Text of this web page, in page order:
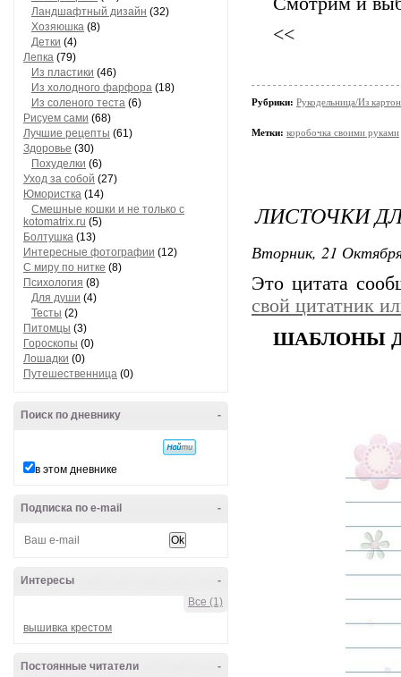
Ландшафтный дизайн (32)
Хозяюшка (8)
Детки (4)
Лепка (79)
Из пластики (46)
Из холодного фарфора (18)
Из соленого теста (6)
Рисуем сами (68)
Лучшие рецепты (61)
Здоровье (30)
Похуделки (6)
Уход за собой (27)
Юмористка (14)
Смешные кошки и не только с
kotomatrix.ru (5)
Болтушка (13)
Интересные фотографии (12)
С миру по нитке (8)
Психология (8)
Для души (4)
Тесты (2)
Питомцы (3)
Гороскопы (0)
Лошадки (0)
Путешественница (0)
-
Поиск по дневнику
в этом дневнике
-
Подписка по e-mail
-
Интересы
Все (1)
вышивка крестом
-
Постоянные читатели
<<
Рубрики: Рукодельница/Из
Метки: коробочка своими руками
ЛИСТОЧКИ
Вторник, 21
Это цитата
свой цитатник
ШАБЛОНЫ